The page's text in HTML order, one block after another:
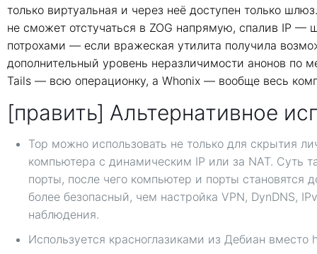
только виртуальная и через неё доступен только
не сможет отстучаться в ZOG напрямую, спалив IP —
потрохами — если вражеская утилита получила
дополнительный уровень неразличимости анонов по
Tails — всю операционку, а Whonix — вообще весь
[править] Альтернативное
Тор можно использовать не только для скрытия
компьютера c динамическим IP или за NAT. Суть
порты, после чего компьютер и порты становятся
более безопасный, чем настройка VPN, DynDNS,
наблюдения.
Используется красноглазиками из Дебиан